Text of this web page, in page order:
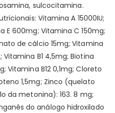
sulcocitamina.
Vitamina A 15000IU;
E 600mg; Vitamina C 150mg;
de cálcio 15mg; Vitamina
B1 4,5mg; Biotina
Vitamina B12 0,1mg; Cloreto
1,5mg; Zinco (quelato
da metonina): 163. 8 mg;
do análogo hidroxilado